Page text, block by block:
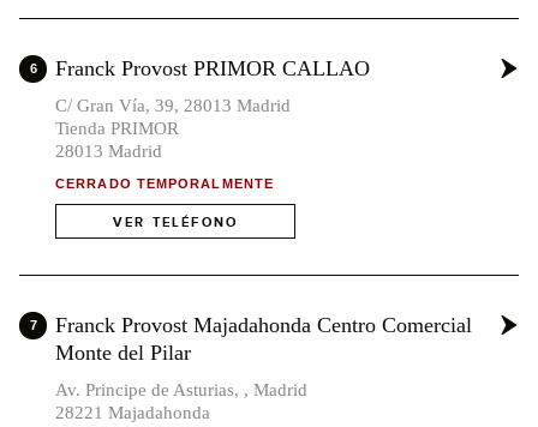
6 Franck Provost PRIMOR CALLAO
C/ Gran Vía, 39, 28013 Madrid
Tienda PRIMOR
28013 Madrid
CERRADO TEMPORALMENTE
VER TELÉFONO
7
Franck Provost Majadahonda Centro Comercial
Monte del Pilar
Av. Principe de Asturias, , Madrid
28221 Majadahonda